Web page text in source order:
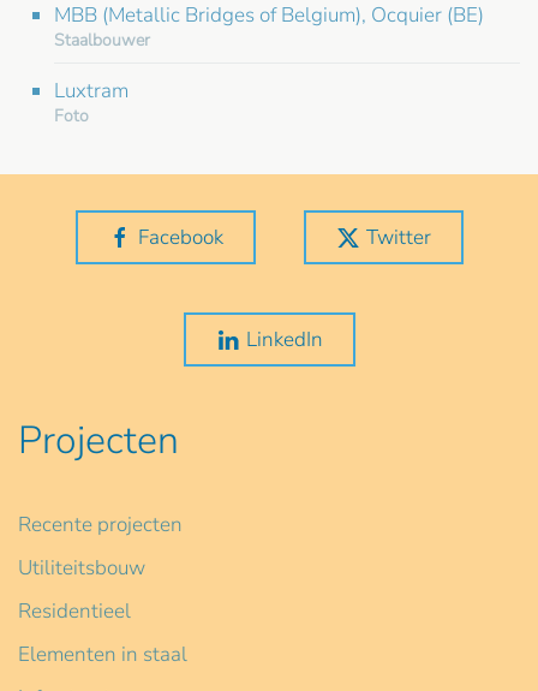
MBB (Metallic Bridges of Belgium), Ocquier (BE)
Staalbouwer
Luxtram
Foto
Facebook Twitter
LinkedIn
Projecten
Recente projecten
Utiliteitsbouw
Residentieel
Elementen in staal